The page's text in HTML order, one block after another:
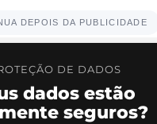
DEPOIS DA PUBLICIDADE
DE DADOS
dados estão
seguros?